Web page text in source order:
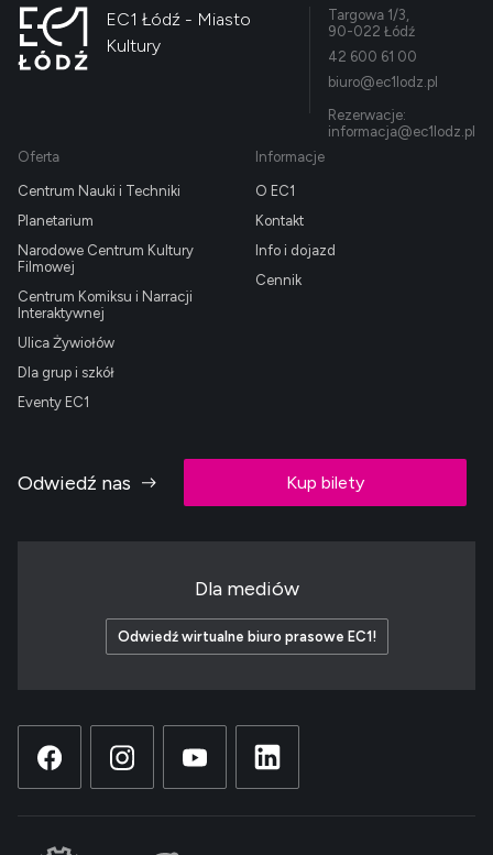
EC1 Łódź - Miasto
Kultury
Targowa 1/3,
90-022 Łódź
42 600 61 00
biuro@ec1lodz.pl
Rezerwacje:
informacja@ec1lodz.pl
Oferta
Centrum Nauki i Techniki
Planetarium
Narodowe Centrum Kultury
Filmowej
Centrum Komiksu i Narracji
Interaktywnej
Ulica Żywiołów
Dla grup i szkół
Eventy EC1
Informacje
O EC1
Kontakt
Info i dojazd
Cennik
Odwiedź nas Kup bilety
Dla mediów
Odwiedź wirtualne biuro prasowe EC1!